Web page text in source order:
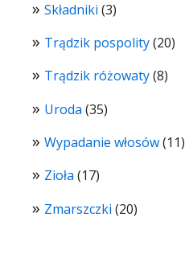
Składniki (3)
Trądzik pospolity(20)
Trądzik różowaty(8)
Uroda (35)
Wypadanie włosów(11)
Zioła (17)
Zmarszczki (20)